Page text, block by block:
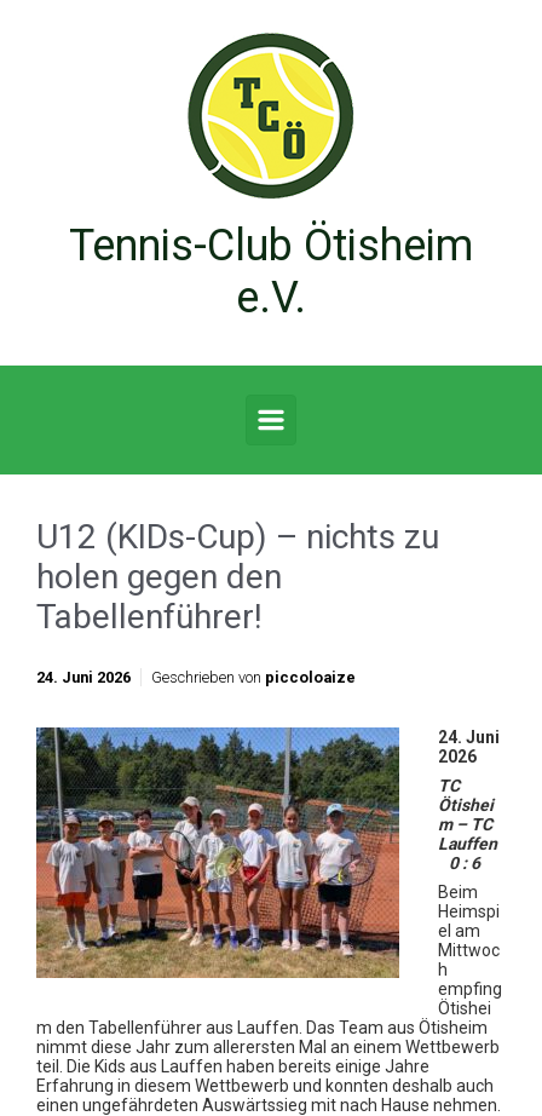
Tennis-Club Ötisheim
e.V.
U12 (KIDs-Cup) – nichts zu
holen gegen den
Tabellenführer!
24. Juni 2026 Geschrieben von piccoloaize
24. Juni
2026
TC
Ötishei
m – TC
Lauffen
0 : 6
Beim
Heimspi
el am
Mittwoc
h
empfing
Ötishei
m den Tabellenführer aus Lauffen. Das Team aus Ötisheim
nimmt diese Jahr zum allerersten Mal an einem Wettbewerb
teil. Die Kids aus Lauffen haben bereits einige Jahre
Erfahrung in diesem Wettbewerb und konnten deshalb auch
einen ungefährdeten Auswärtssieg mit nach Hause nehmen.